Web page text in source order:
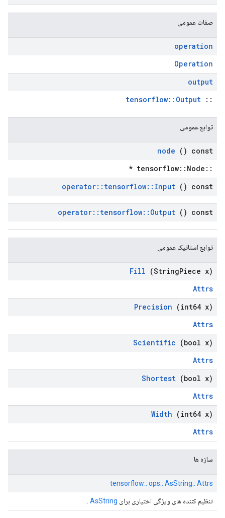
صفات عمومی
operation
Operation
output
::
tensorflow::Output
توابع عمومی
node () const
::tensorflow::Node *
operator:: tensorflow:: Input () const
operator:: tensorflow:: Output () const
توابع استاتیک عمومی
Fill (StringPiece x)
Attrs
Precision (int64 x)
Attrs
Scientific (bool x)
Attrs
Shortest (bool x)
Attrs
Width (int64 x)
Attrs
سازه ها
tensorflow:: ops:: AsString:: Attrs
تنظیم کننده های ویژگی اختیاری برای AsString